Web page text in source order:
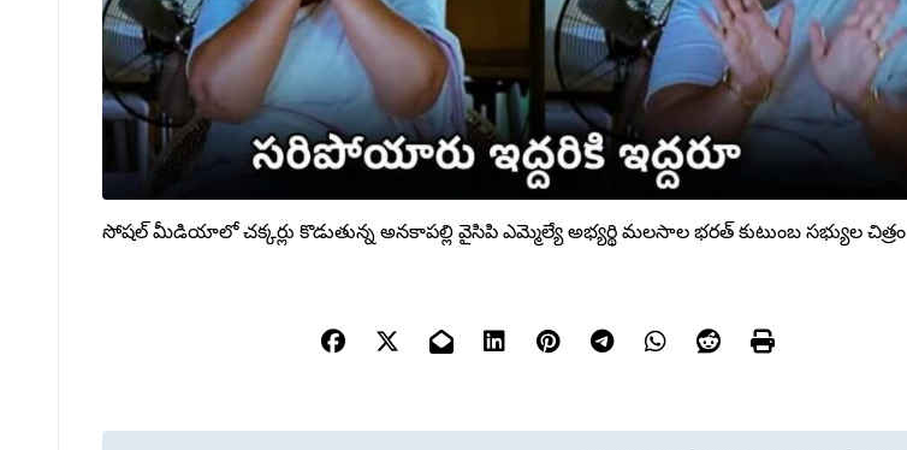
సోషల్ మీడియాలో చక్కర్లు కొడుతున్న అనకాపల్లి వైసిపి ఎమ్మెల్యే అభ్యర్థి మలసాల భరత్ కుటుంబ సభ్యుల చిత్రం